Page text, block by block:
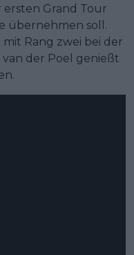
ersten Grand Tour
übernehmen soll.
Rang zwei bei der
van der Poel genießt